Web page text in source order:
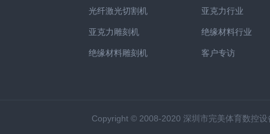
光纤激光切割机
亚克力雕刻机
绝缘材料雕刻机
亚克力行业
绝缘材料行业
客户专访
Copyright © 2008-2020 深圳市完美体育数控设